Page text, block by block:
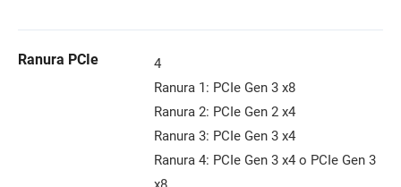
Ranura PCIe
4
Ranura 1: PCIe Gen 3 x8
Ranura 2: PCIe Gen 2 x4
Ranura 3: PCIe Gen 3 x4
Ranura 4: PCIe Gen 3 x4 o PCIe Gen 3